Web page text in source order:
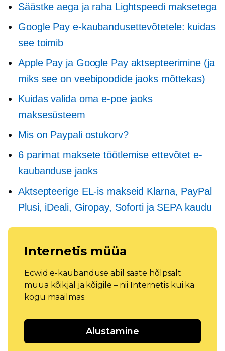
Säästke aega ja raha Lightspeedi maksetega
Google Pay e-kaubandusettevõtetele: kuidas
see toimib
Apple Pay ja Google Pay aktsepteerimine (ja
miks see on veebipoodide jaoks mõttekas)
Kuidas valida oma e-poe jaoks
maksesüsteem
Mis on Paypali ostukorv?
6 parimat maksete töötlemise ettevõtet e-
kaubanduse jaoks
Aktsepteerige EL-is makseid Klarna, PayPal
Plusi, iDeali, Giropay, Soforti ja SEPA kaudu
Internetis müüa
Ecwid e-kaubanduse abil saate hõlpsalt
müüa kõikjal ja kõigile – nii Internetis kui ka
kogu maailmas.
Alustamine